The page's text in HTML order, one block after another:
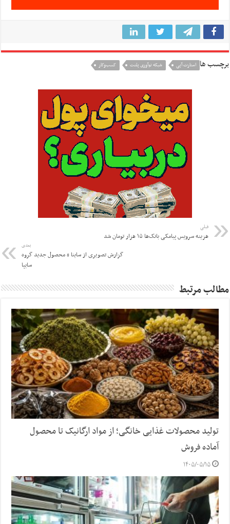
برچسب ها استارت آپی شبکه نوآوری پلنت کسب‌وکار
قبلی
هزینه سرویس پیامکی بانک‌ها ۱۵ هزار تومان شد
بعدی
گزارش تصویری از ساینا s محصول جدید گروه
سایپا
مطالب مرتبط
تولید محصولات غذایی خانگی؛ از مواد ارگانیک تا محصول
آماده فروش
۱۴۰۵/۰۵/۱۵